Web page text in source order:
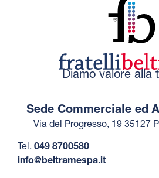
Diamo valore alla
Sede Commerciale ed
Via del Progresso, 19 35127
Tel. 049 8700580
info@beltramespa.it